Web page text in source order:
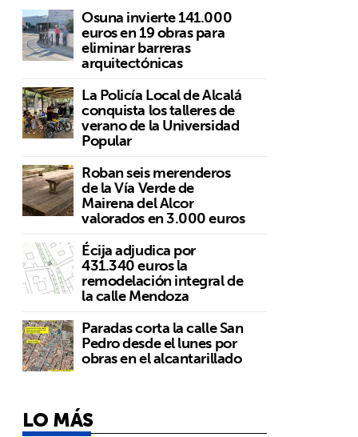
Osuna invierte 141.000
euros en 19 obras para
eliminar barreras
arquitectónicas
La Policía Local de Alcalá
conquista los talleres de
verano de la Universidad
Popular
Roban seis merenderos
de la Vía Verde de
Mairena del Alcor
valorados en 3.000 euros
Écija adjudica por
431.340 euros la
remodelación integral de
la calle Mendoza
Paradas corta la calle San
Pedro desde el lunes por
obras en el alcantarillado
LO MÁS